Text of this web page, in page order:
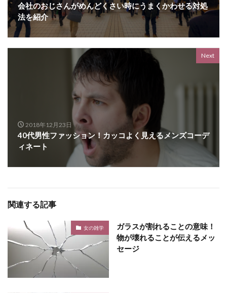
会社のおじさんがめんどくさい時にうまくかわせる対処
法を紹介
Next
2018年12月23日
40代男性ファッション！カッコよく見えるメンズコーデ
ィネート
関連する記事
女の雑学
ガラスが割れることの意味！
物が壊れることが伝えるメッ
セージ